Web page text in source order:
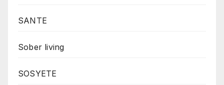
SANTE
Sober living
SOSYETE